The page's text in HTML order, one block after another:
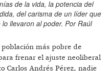
de la vida, la potencia del
del carisma de un líder que
llevaron al poder. Por Raúl
más pobre de
frenar el ajuste neoliberal
Carlos Andrés Pérez, nadie